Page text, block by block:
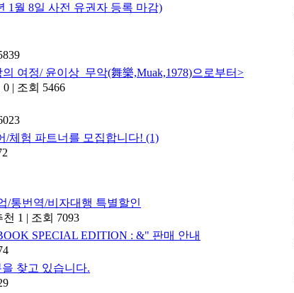
1월 8일 사전 유권자 등록 마감)
여정/ 윤이상_무악(舞樂,Muak,1978)으로부터>
0 | 조회 5466
/체험 파트너를 모집합니다! (1)
/통번역/비자대행 특별할인
천 1 | 조회 7093
SPECIAL EDITION : &" 판매 안내
찾고 있습니다.